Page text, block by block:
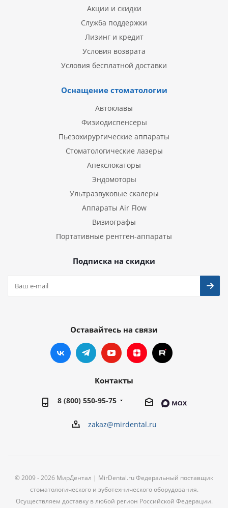
Акции и скидки
Служба поддержки
Лизинг и кредит
Условия возврата
Условия бесплатной доставки
Оснащение стоматологии
Автоклавы
Физиодиспенсеры
Пьезохирургические аппараты
Стоматологические лазеры
Апекслокаторы
Эндомоторы
Ультразвуковые скалеры
Аппараты Air Flow
Визиографы
Портативные рентген-аппараты
Подписка на скидки
Оставайтесь на связи
Контакты
8 (800) 550-95-75
zakaz@mirdental.ru
© 2009 - 2026 МирДентал | MirDental.ru Федеральный поставщик
стоматологического и зуботехнического оборудования.
Осуществляем доставку в любой регион Российской Федерации.